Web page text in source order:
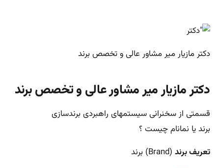
دکتر مازیار میر مشاور عالی و تخصص برند
دکتر مازیار میر مشاور عالی و تخصص برند
قسمتی از سخنرانی سیستمهای راهبردی برندسازی
برند یا نمانام چیست ؟
تعریف برند (Brand) برند